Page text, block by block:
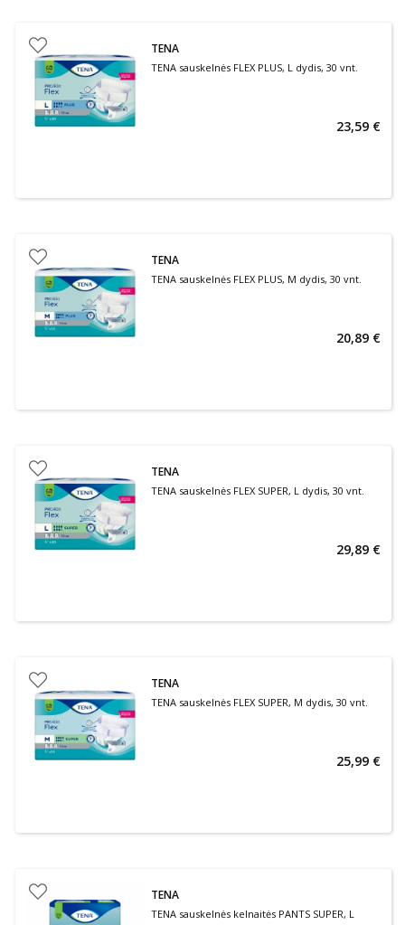
TENA
TENA sauskelnės FLEX PLUS, L dydis, 30 vnt.
23,59 €
TENA
TENA sauskelnės FLEX PLUS, M dydis, 30 vnt.
20,89 €
TENA
TENA sauskelnės FLEX SUPER, L dydis, 30 vnt.
29,89 €
TENA
TENA sauskelnės FLEX SUPER, M dydis, 30 vnt.
25,99 €
TENA
TENA sauskelnės kelnaitės PANTS SUPER, L